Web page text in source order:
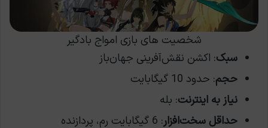
شخصیت های بازی امواج بادگیر
سبک: اکشن نقش‌آفرینی جهان‌باز
حجم: حدود 10 گیگابایت
نیاز به اینترنت: بله
حداقل سخت‌افزار
: 6 گیگابایت رم، پردازنده